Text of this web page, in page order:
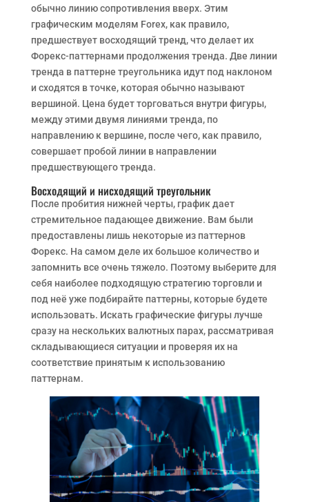
обычно линию сопротивления вверх. Этим
графическим моделям Forex, как правило,
предшествует восходящий тренд, что делает их
Форекс-паттернами продолжения тренда. Две линии
тренда в паттерне треугольника идут под наклоном
и сходятся в точке, которая обычно называют
вершиной. Цена будет торговаться внутри фигуры,
между этими двумя линиями тренда, по
направлению к вершине, после чего, как правило,
совершает пробой линии в направлении
предшествующего тренда.
Восходящий и нисходящий треугольник
После пробития нижней черты, график дает
стремительное падающее движение. Вам были
предоставлены лишь некоторые из паттернов
Форекс. На самом деле их большое количество и
запомнить все очень тяжело. Поэтому выберите для
себя наиболее подходящую стратегию торговли и
под неё уже подбирайте паттерны, которые будете
использовать. Искать графические фигуры лучше
сразу на нескольких валютных парах, рассматривая
складывающиеся ситуации и проверяя их на
соответствие принятым к использованию
паттернам.